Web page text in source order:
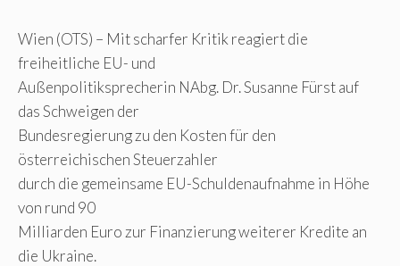
Wien (OTS) – Mit scharfer Kritik reagiert die
freiheitliche EU- und
Außenpolitiksprecherin NAbg. Dr. Susanne Fürst auf
das Schweigen der
Bundesregierung zu den Kosten für den
österreichischen Steuerzahler
durch die gemeinsame EU-Schuldenaufnahme in Höhe
von rund 90
Milliarden Euro zur Finanzierung weiterer Kredite an
die Ukraine.